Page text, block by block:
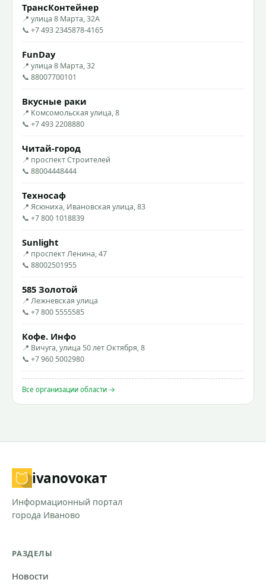
ТрансКонтейнер
📍 улица 8 Марта, 32А
📞 +7 493 2345878-4165
FunDay
📍 улица 8 Марта, 32
📞 88007700101
Вкусные раки
📍 Комсомольская улица, 8
📞 +7 493 2208880
Читай-город
📍 проспект Строителей
📞 88004448444
Техносаф
📍 Ясюниха, Ивановская улица, 83
📞 +7 800 1018839
Sunlight
📍 проспект Ленина, 47
📞 88002501955
585 Золотой
📍 Лежневская улица
📞 +7 800 5555585
Кофе. Инфо
📍 Вичуга, улица 50 лет Октября, 8
📞 +7 960 5002980
Все организации области →
ivanovoкат
Информационный портал
города Иваново
РАЗДЕЛЫ
Новости